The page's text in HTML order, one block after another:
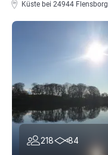
Küste bei 24944 Flensborg
218 84